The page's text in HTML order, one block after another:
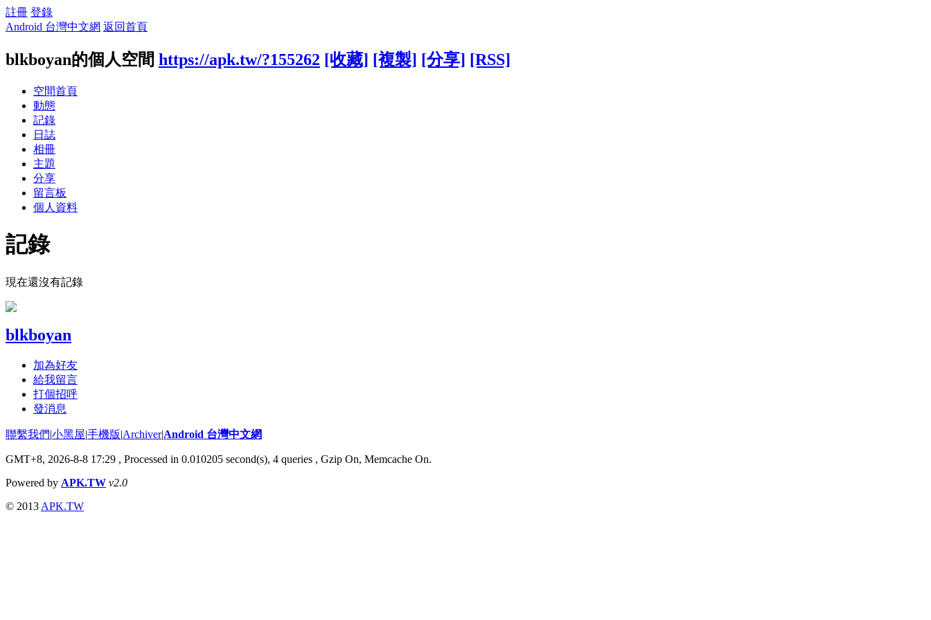
註冊 登錄
Android 台灣中文網 返回首頁
blkboyan的個人空間 https://apk.tw/?155262 [收藏] [複製] [分享] [RSS]
空間首頁
動態
記錄
日誌
相冊
主題
分享
留言板
個人資料
記錄
現在還沒有記錄
blkboyan
加為好友
給我留言
打個招呼
發消息
聯繫我們|小黑屋|手機版|Archiver|Android 台灣中文網
GMT+8, 2026-8-8 17:29 , Processed in 0.010205 second(s), 4 queries , Gzip On, Memcache On.
Powered by APK.TW v2.0
© 2013 APK.TW